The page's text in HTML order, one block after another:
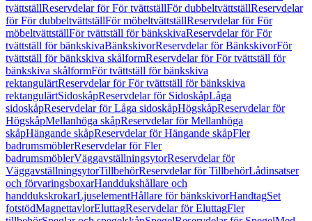
tvättställReservdelar för För tvättställFör dubbeltvättställReservdelar
för För dubbeltvättställFör möbeltvättställReservdelar för För
möbeltvättställFör tvättställ för bänkskivaReservdelar för För
tvättställ för bänkskivaBänkskivorReservdelar för BänkskivorFör
tvättställ för bänkskiva skålformReservdelar för För tvättställ för
bänkskiva skålformFör tvättställ för bänkskiva
rektangulärtReservdelar för För tvättställ för bänkskiva
rektangulärtSidoskåpReservdelar för SidoskåpLåga
sidoskåpReservdelar för Låga sidoskåpHögskåpReservdelar för
HögskåpMellanhöga skåpReservdelar för Mellanhöga
skåpHängande skåpReservdelar för Hängande skåpFler
badrumsmöblerReservdelar för Fler
badrumsmöblerVäggavställningsytorReservdelar för
VäggavställningsytorTillbehörReservdelar för TillbehörLådinsatser
och förvaringsboxarHanddukshållare och
handdukskrokarLjuselementHållare för bänkskivorHandtagSet
fotstödMagnettavlorEluttagReservdelar för EluttagFler